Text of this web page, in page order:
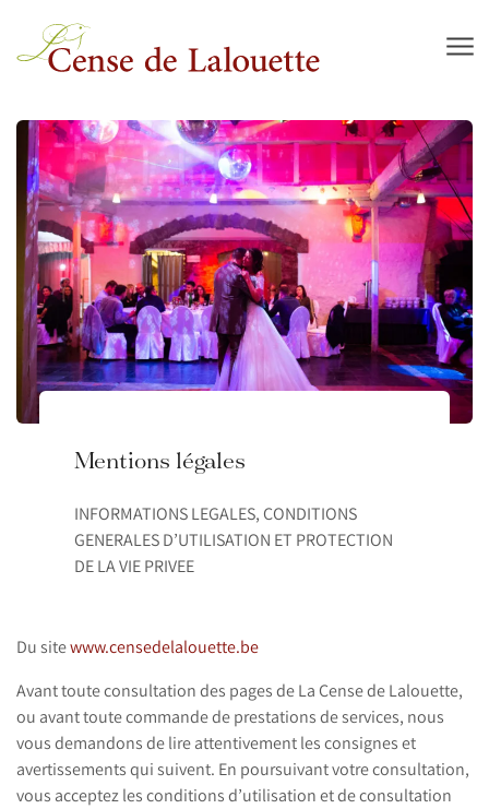
Mentions légales
INFORMATIONS LEGALES, CONDITIONS
GENERALES D’UTILISATION ET PROTECTION
DE LA VIE PRIVEE
Du sitewww.censedelalouette.be
Avant toute consultation des pages de La Cense de Lalouette,
ou avant toute commande de prestations de services, nous
vous demandons de lire attentivement les consignes et
avertissements qui suivent. En poursuivant votre consultation,
vous acceptez les conditions d’utilisation et de consultation